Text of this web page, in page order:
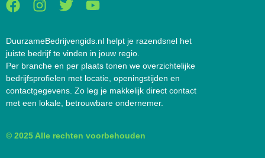
DuurzameBedrijvengids.nl helpt je razendsnel het
juiste bedrijf te vinden in jouw regio.
Per branche en per plaats tonen we overzichtelijke
bedrijfsprofielen met locatie, openingstijden en
contactgegevens. Zo leg je makkelijk direct contact
met een lokale, betrouwbare ondernemer.
© 2025 Alle rechten voorbehouden